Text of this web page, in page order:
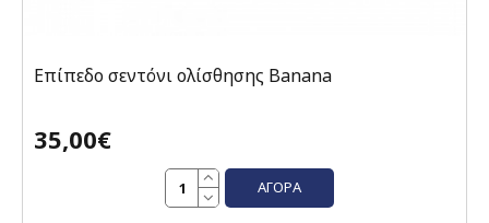
Επίπεδο σεντόνι ολίσθησης Banana
35,00€
ΑΓΟΡΆ